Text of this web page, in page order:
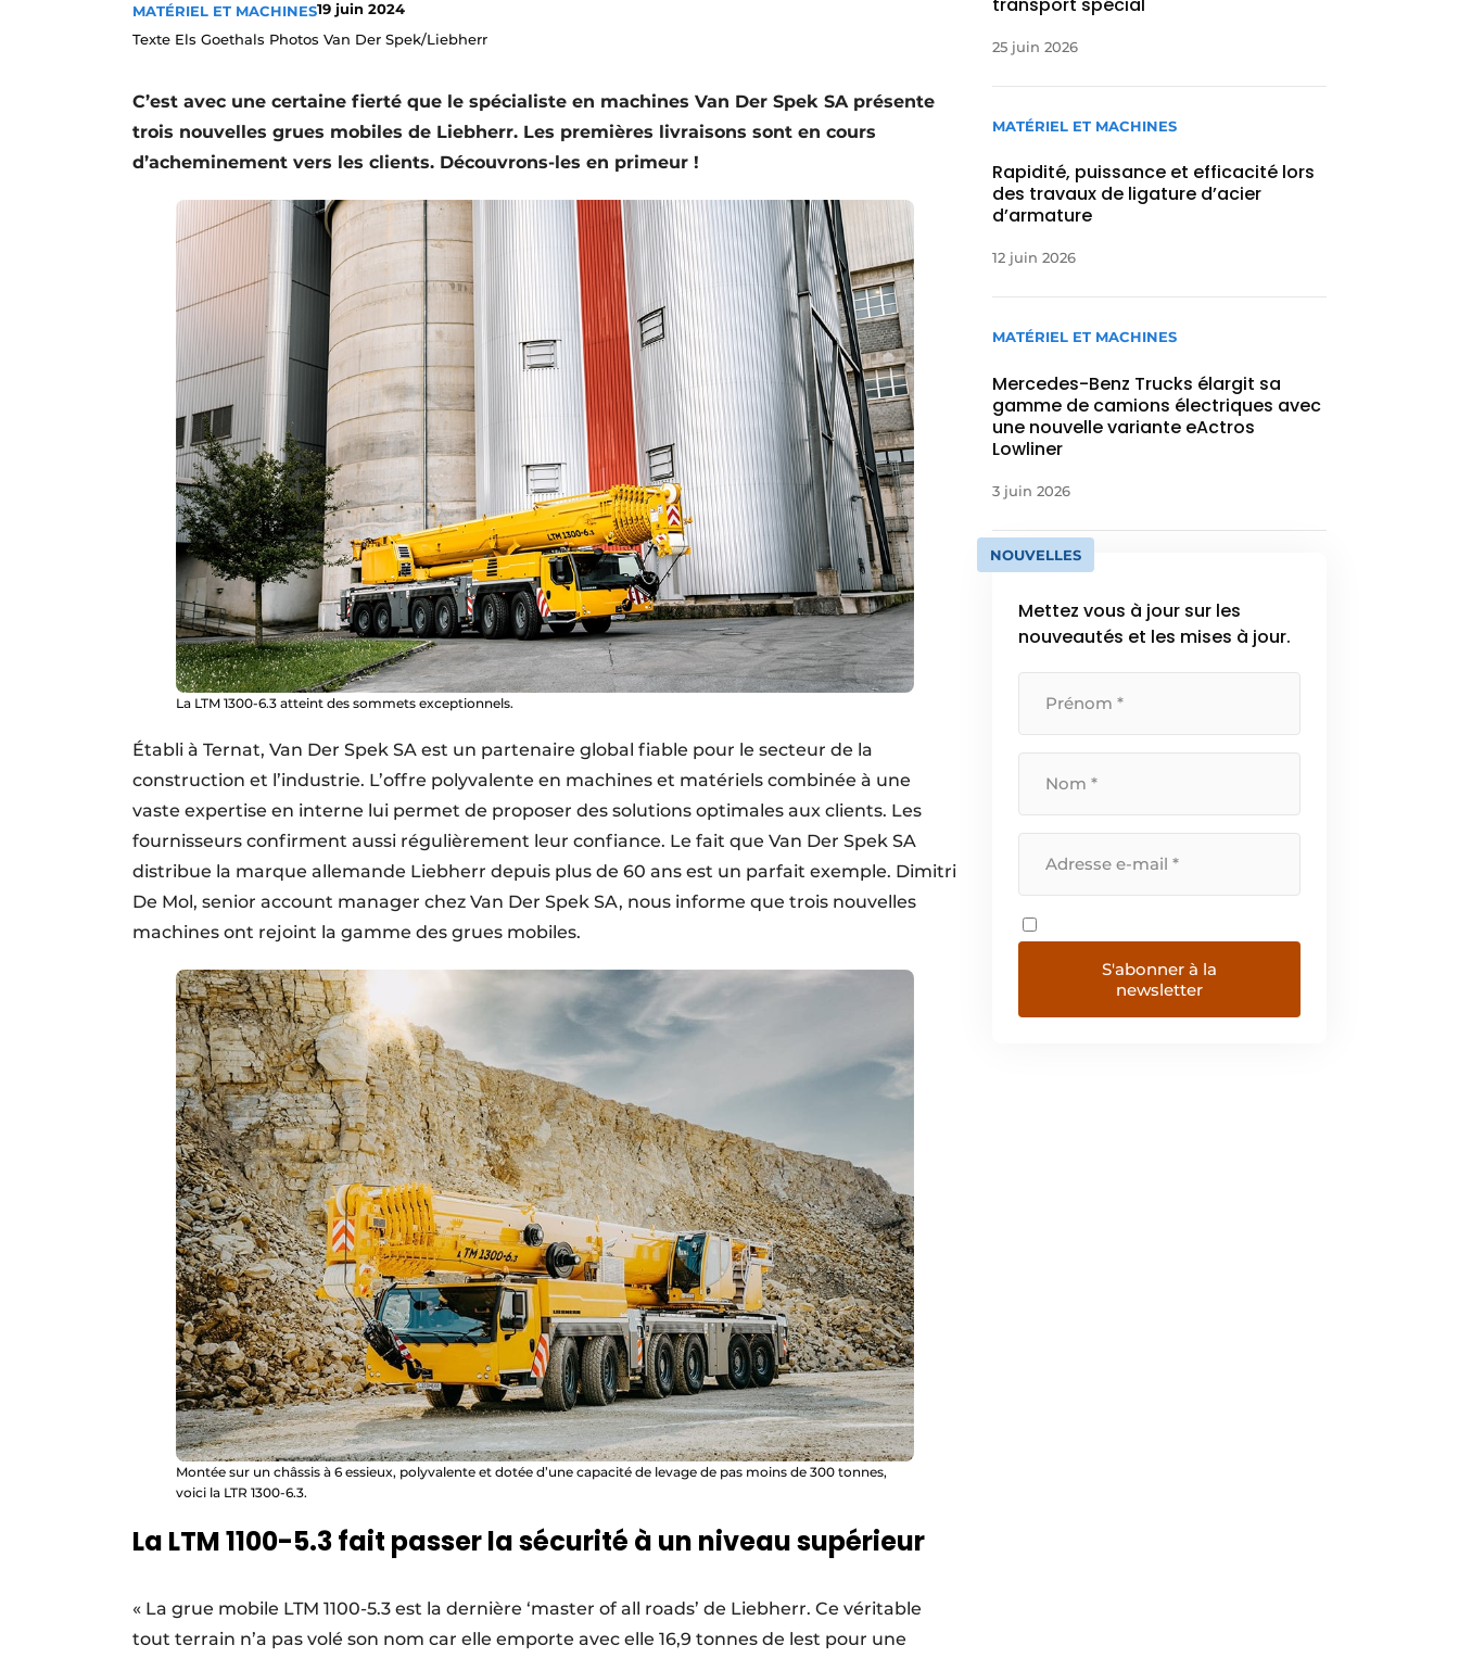
Termes et conditions
MATÉRIEL ET MACHINES19 juin 2024
Texte Els Goethals Photos Van Der Spek/Liebherr
C’est avec une certaine fierté que le spécialiste en machines Van Der Spek SA présente
trois nouvelles grues mobiles de Liebherr. Les premières livraisons sont en cours
d’acheminement vers les clients. Découvrons-les en primeur !
La LTM 1300-6.3 atteint des sommets exceptionnels.
Établi à Ternat, Van Der Spek SA est un partenaire global fiable pour le secteur de la
construction et l’industrie. L’offre polyvalente en machines et matériels combinée à une
vaste expertise en interne lui permet de proposer des solutions optimales aux clients. Les
fournisseurs confirment aussi régulièrement leur confiance. Le fait que Van Der Spek SA
distribue la marque allemande Liebherr depuis plus de 60 ans est un parfait exemple. Dimitri
De Mol, senior account manager chez Van Der Spek SA, nous informe que trois nouvelles
machines ont rejoint la gamme des grues mobiles.
Montée sur un châssis à 6 essieux, polyvalente et dotée d’une capacité de levage de pas moins de 300 tonnes,
voici la LTR 1300-6.3.
La LTM 1100-5.3 fait passer la sécurité à un niveau supérieur
« La grue mobile LTM 1100-5.3 est la dernière ‘master of all roads’ de Liebherr. Ce véritable
tout terrain n’a pas volé son nom car elle emporte avec elle 16,9 tonnes de lest pour une
25 juin 2026
MATÉRIEL ET MACHINES
Rapidité, puissance et efficacité lors
des travaux de ligature d’acier
d’armature
12 juin 2026
MATÉRIEL ET MACHINES
Mercedes-Benz Trucks élargit sa
gamme de camions électriques avec
une nouvelle variante eActros
Lowliner
3 juin 2026
NOUVELLES
Mettez vous à jour sur les
nouveautés et les mises à jour.
S'abonner à la
newsletter